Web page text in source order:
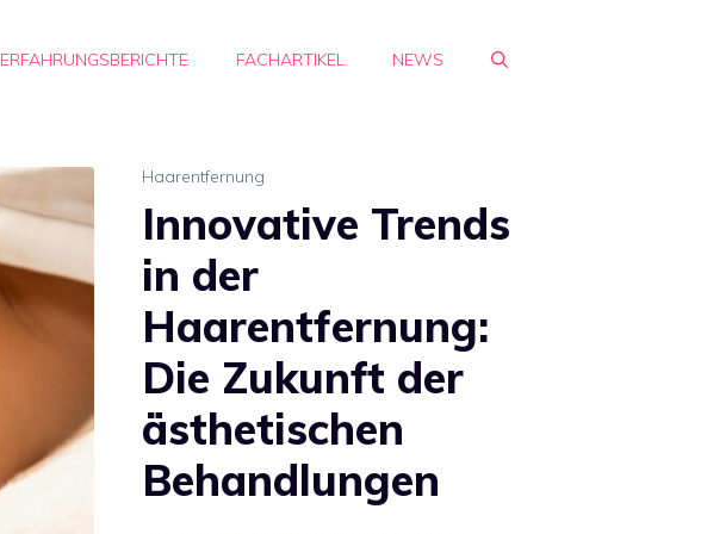
ERFAHRUNGSBERICHTE FACHARTIKEL NEWS
Haarentfernung
Innovative Trends
in der
Haarentfernung:
Die Zukunft der
ästhetischen
Behandlungen